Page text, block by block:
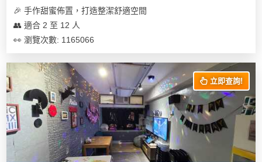
🎉 手作甜蜜佈置，打造整潔舒適空間
👥 適合 2 至 12 人
👀 瀏覽次數: 1165066
立即查詢!